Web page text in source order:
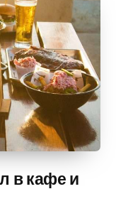
в кафе и